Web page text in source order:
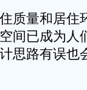
量和居住
间已成为人
思路有误也